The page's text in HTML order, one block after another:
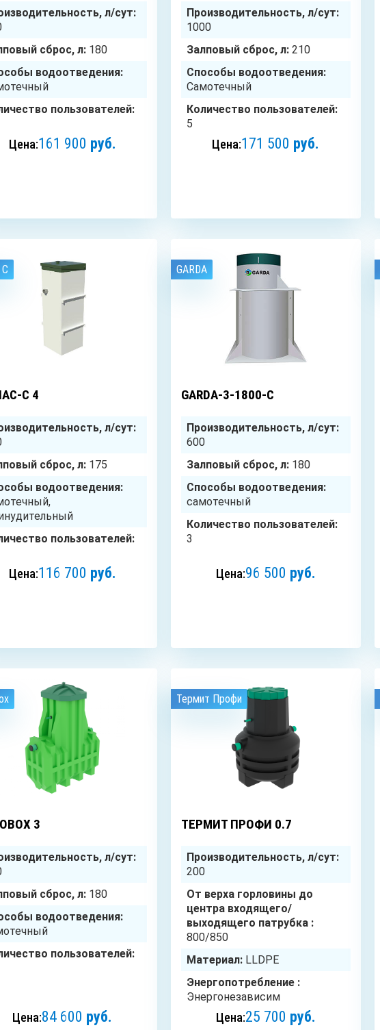
л/сут:
сброс, л:180
водоотведения:
пользователей:
Цена:161 900 руб.
Производительность, л/сут:
1000
Залповый сброс, л: 210
Способы водоотведения:
Самотечный
Количество пользователей:
5
Цена:171 500 руб.
С 4
л/сут:
сброс, л:175
водоотведения:
пользователей:
Цена:116 700 руб.
GARDA
GARDA-3-1800-C
Производительность, л/сут:
600
Залповый сброс, л: 180
Способы водоотведения:
самотечный
Количество пользователей:
3
Цена:96 500 руб.
3
л/сут:
сброс, л:180
водоотведения:
пользователей:
Цена:84 600 руб.
Термит Профи
ТЕРМИТ ПРОФИ 0.7
Производительность, л/сут:
200
От верха горловины до
центра входящего/
выходящего патрубка :
800/850
Материал: LLDPE
Энергопотребление :
Энергонезависим
Цена:25 700 руб.